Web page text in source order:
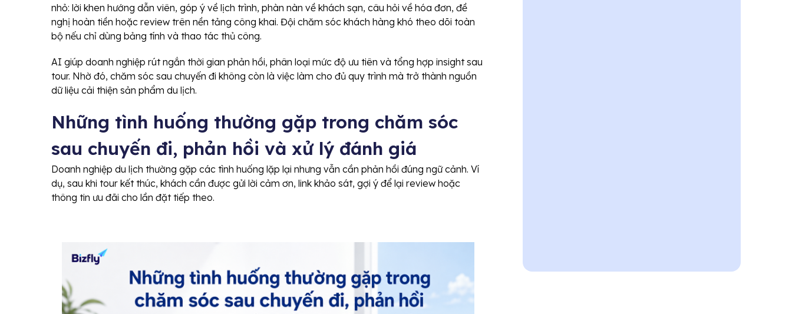
nhỏ: lời khen hướng dẫn viên, góp ý về lịch trình, phàn nàn về khách sạn, câu hỏi về hóa đơn, đề
nghị hoàn tiền hoặc review trên nền tảng công khai. Đội chăm sóc khách hàng khó theo dõi toàn
bộ nếu chỉ dùng bảng tính và thao tác thủ công.
AI giúp doanh nghiệp rút ngắn thời gian phản hồi, phân loại mức độ ưu tiên và tổng hợp insight sau
tour. Nhờ đó, chăm sóc sau chuyến đi không còn là việc làm cho đủ quy trình mà trở thành nguồn
dữ liệu cải thiện sản phẩm du lịch.
Những tình huống thường gặp trong chăm sóc
sau chuyến đi, phản hồi và xử lý đánh giá
Doanh nghiệp du lịch thường gặp các tình huống lặp lại nhưng vẫn cần phản hồi đúng ngữ cảnh. Ví
dụ, sau khi tour kết thúc, khách cần được gửi lời cảm ơn, link khảo sát, gợi ý để lại review hoặc
thông tin ưu đãi cho lần đặt tiếp theo.